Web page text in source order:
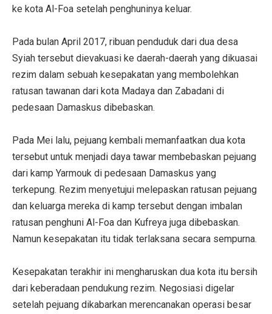
ke kota Al-Foa setelah penghuninya keluar.
Pada bulan April 2017, ribuan penduduk dari dua desa
Syiah tersebut dievakuasi ke daerah-daerah yang dikuasai
rezim dalam sebuah kesepakatan yang membolehkan
ratusan tawanan dari kota Madaya dan Zabadani di
pedesaan Damaskus dibebaskan.
Pada Mei lalu, pejuang kembali memanfaatkan dua kota
tersebut untuk menjadi daya tawar membebaskan pejuang
dari kamp Yarmouk di pedesaan Damaskus yang
terkepung. Rezim menyetujui melepaskan ratusan pejuang
dan keluarga mereka di kamp tersebut dengan imbalan
ratusan penghuni Al-Foa dan Kufreya juga dibebaskan.
Namun kesepakatan itu tidak terlaksana secara sempurna.
Kesepakatan terakhir ini mengharuskan dua kota itu bersih
dari keberadaan pendukung rezim. Negosiasi digelar
setelah pejuang dikabarkan merencanakan operasi besar